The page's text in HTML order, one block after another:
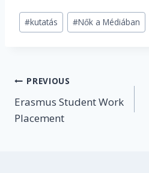
Post
Tags:
#kutatás #Nők a Médiában
Post
navigation
PREVIOUS
Erasmus Student Work
Placement